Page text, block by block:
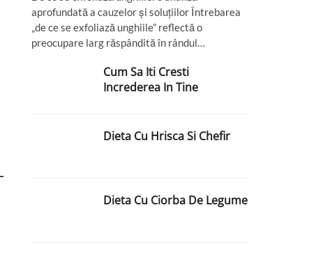
aprofundată a cauzelor și soluțiilor Întrebarea
„de ce se exfoliază unghiile” reflectă o
preocupare larg răspândită în rândul…
Cum Sa Iti Cresti
Increderea In Tine
Dieta Cu Hrisca Si Chefir
Dieta Cu Ciorba De Legume